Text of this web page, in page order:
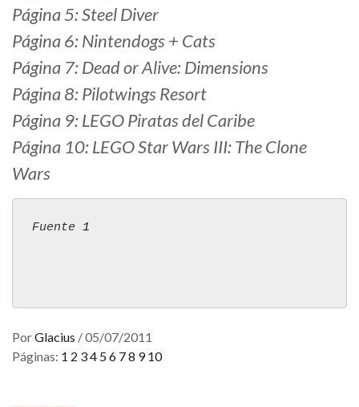
Página 5: Steel Diver
Página 6: Nintendogs + Cats
Página 7: Dead or Alive: Dimensions
Página 8: Pilotwings Resort
Página 9: LEGO Piratas del Caribe
Página 10: LEGO Star Wars III: The Clone
Wars
Fuente 1
PorGlacius /05/07/2011
Páginas: 1 2 34 56 78 9 10